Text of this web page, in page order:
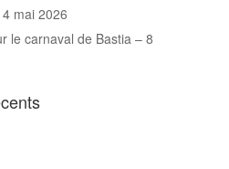
mai 2026
le carnaval de Bastia – 8